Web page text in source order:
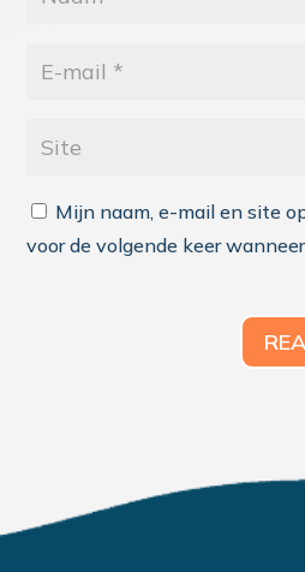
Mijn naam, e-mail en site
voor de volgende keer